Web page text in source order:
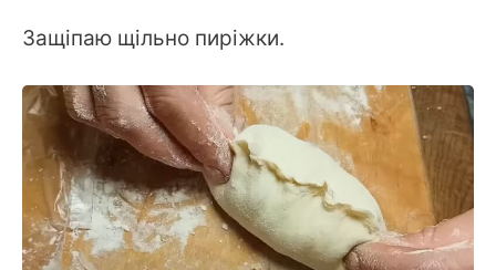
Защіпаю щільно пиріжки.